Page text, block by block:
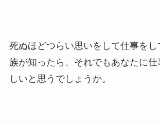
死ぬほどつらい思いをして仕事をし
族が知ったら、それでもあなたに仕
しいと思うでしょうか。